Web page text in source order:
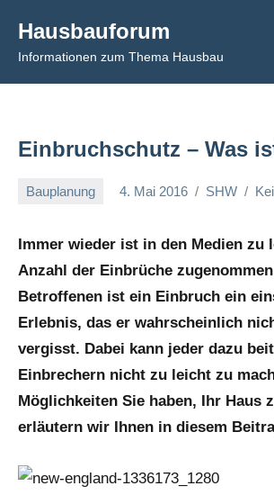
Inhalt
springen
Hausbauforum
Informationen zum Thema Hausbau
Einbruchschutz – Was
Bauplanung 4. Mai 2016 SHW
Immer wieder ist in den Medien zu
Anzahl der Einbrüche
Betroffenen ist ein Einbruch ein
Erlebnis, das er wahrscheinlich
vergisst. Dabei kann jeder dazu
Einbrechern nicht zu leicht zu
Möglichkeiten Sie haben, Ihr Haus
erläutern wir Ihnen in diesem